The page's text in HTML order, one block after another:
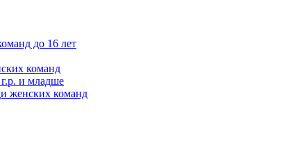
до 16 лет
команд
и младше
женских команд